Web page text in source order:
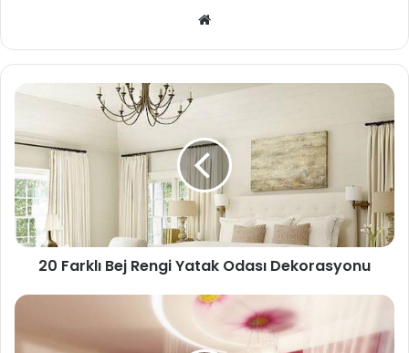
sit
esi
20 Farklı Bej Rengi Yatak Odası Dekorasyonu